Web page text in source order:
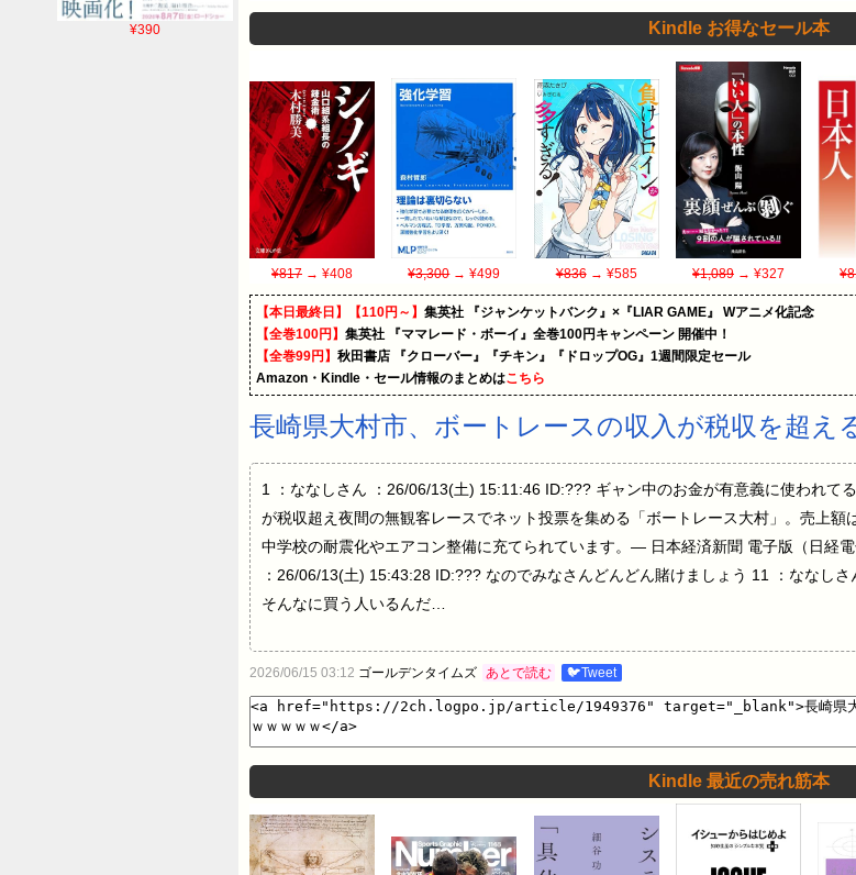
¥390 Kindle お得なセール本
¥817 → ¥408 ¥3,300→ ¥499 ¥836→ ¥585 ¥1,089→ ¥327
【本日最終日】【110円～】 集英社 『ジャンケットバンク』×『LIAR GAME』 Wアニメ化記念
【全巻100円】 集英社 『ママレード・ボーイ』全巻100円キャンペーン 開催中！
【全巻99円】 秋田書店 『クローバー』『チキン』『ドロップOG』1週間限定セール
Amazon・Kindle・セール情報のまとめはこちら
長崎県大村市、ボートレースの収入が税収を超え
1 ：ななしさん ：26/06/13(土) 15:11:46 ID:??? ギャン中のお金が有意義に使われて
が税収超え夜間の無観客レースでネット投票を集める「ボートレース大村」。売上
中学校の耐震化やエアコン整備に充てられています。— 日本経済新聞 電子版（日経
：26/06/13(土) 15:43:28 ID:??? なのでみなさんどんどん賭けましょう 11 ：ななし
そんなに買う人いるんだ…
2026/06/15 03:12 ゴールデンタイムズ あとで読む 🐦Tweet
Kindle 最近の売れ筋本